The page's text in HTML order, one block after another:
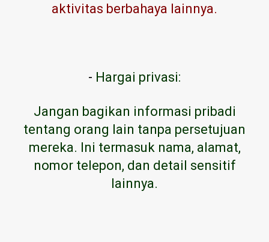
aktivitas berbahaya lainnya.
- Hargai privasi:
Jangan bagikan informasi pribadi
tentang orang lain tanpa persetujuan
mereka. Ini termasuk nama, alamat,
nomor telepon, dan detail sensitif
lainnya.